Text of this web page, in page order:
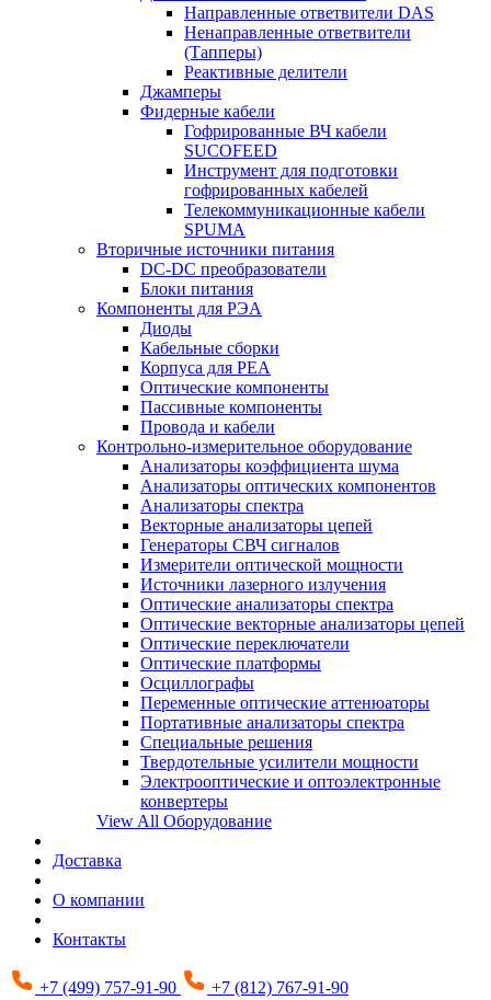
Направленные ответвители DAS
Ненаправленные ответвители
(Тапперы)
Реактивные делители
Джамперы
Фидерные кабели
Гофрированные ВЧ кабели
SUCOFEED
Инструмент для подготовки
гофрированных кабелей
Телекоммуникационные кабели
SPUMA
Вторичные источники питания
DC-DC преобразователи
Блоки питания
Компоненты для РЭА
Диоды
Кабельные сборки
Корпуса для РЕА
Оптические компоненты
Пассивные компоненты
Провода и кабели
Контрольно-измерительное оборудование
Анализаторы коэффициента шума
Анализаторы оптических компонентов
Анализаторы спектра
Векторные анализаторы цепей
Генераторы СВЧ сигналов
Измерители оптической мощности
Источники лазерного излучения
Оптические анализаторы спектра
Оптические векторные анализаторы цепей
Оптические переключатели
Оптические платформы
Осциллографы
Переменные оптические аттенюаторы
Портативные анализаторы спектра
Специальные решения
Твердотельные усилители мощности
Электрооптические и оптоэлектронные
конвертеры
View All Оборудование
Доставка
О компании
Контакты
+7 (499) 757-91-90 +7 (812) 767-91-90